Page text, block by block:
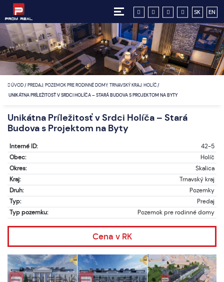
SK EN
ÚVOD/PREDAJ, POZEMOK PRE RODINNÉ DOMY, TRNAVSKÝ KRAJ, HOLÍČ/
UNIKÁTNA PRÍLEŽITOSŤ V SRDCI HOLÍČA – STARÁ BUDOVA S PROJEKTOM NA BYTY
Unikátna Príležitosť v Srdci Holíča – Stará
Budova s Projektom na Byty
Interné ID:
42-5
Obec:
Holíč
Okres:
Skalica
Kraj:
Trnavský kraj
Druh:
Pozemky
Typ:
Predaj
Typ pozemku:
Pozemok pre rodinné domy
Cena v RK